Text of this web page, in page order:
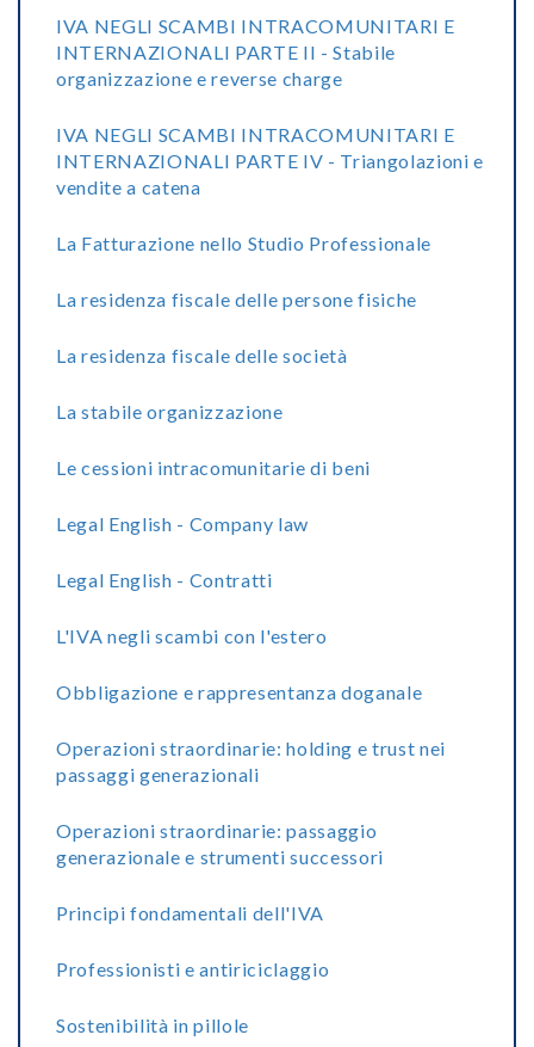
IVA NEGLI SCAMBI INTRACOMUNITARI E
INTERNAZIONALI PARTE II - Stabile
organizzazione e reverse charge
IVA NEGLI SCAMBI INTRACOMUNITARI E
INTERNAZIONALI PARTE IV - Triangolazioni e
vendite a catena
La Fatturazione nello Studio Professionale
La residenza fiscale delle persone fisiche
La residenza fiscale delle società
La stabile organizzazione
Le cessioni intracomunitarie di beni
Legal English - Company law
Legal English - Contratti
L'IVA negli scambi con l'estero
Obbligazione e rappresentanza doganale
Operazioni straordinarie: holding e trust nei
passaggi generazionali
Operazioni straordinarie: passaggio
generazionale e strumenti successori
Principi fondamentali dell'IVA
Professionisti e antiriciclaggio
Sostenibilità in pillole